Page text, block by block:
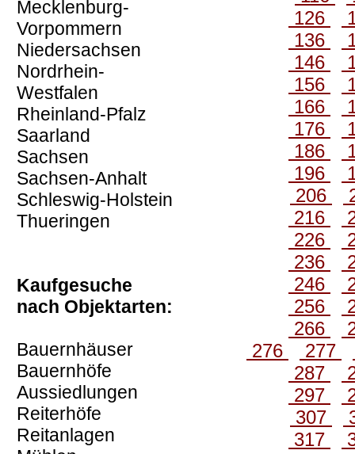
Mecklenburg-
Vorpommern
Niedersachsen
Nordrhein-
Westfalen
Rheinland-Pfalz
Saarland
Sachsen
Sachsen-Anhalt
Schleswig-Holstein
Thueringen
Kaufgesuche
nach Objektarten:
Bauernhäuser
Bauernhöfe
Aussiedlungen
Reiterhöfe
Reitanlagen
126
136
146
156
166
176
186
196
206
216
226
236
246
256
266
276
277
287
297
307
317